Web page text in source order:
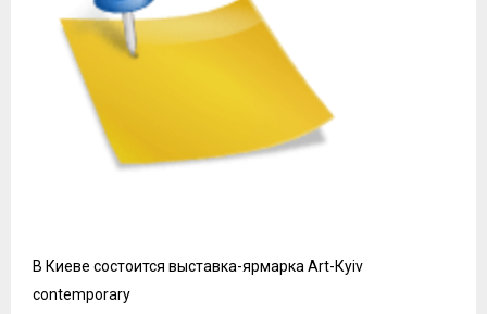
В Киеве состоится выставка-ярмарка Art-Кyiv
contemporary